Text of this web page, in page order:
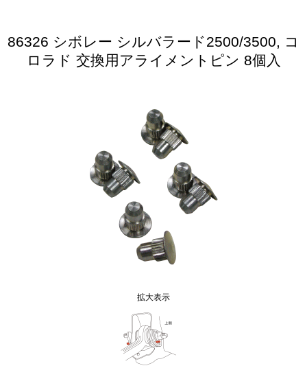
86326 シボレー シルバラード2500/3500, コ
ロラド 交換用アライメントピン 8個入
拡大表示